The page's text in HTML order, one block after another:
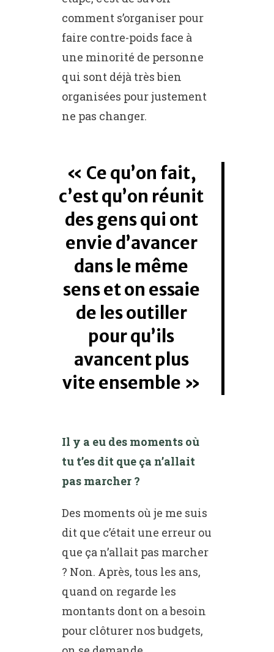
comment s’organiser pour
faire contre-poids face à
une minorité de personne
qui sont déjà très bien
organisées pour justement
ne pas changer.
Ce qu’on fait,
c’est qu’on réunit
des gens qui ont
envie d’avancer
dans le même
sens et on essaie
de les outiller
pour qu’ils
avancent plus
vite ensemble
Il y a eu des moments où
tu t’es dit que ça n’allait
pas marcher ?
Des moments où je me suis
dit que c’était une erreur ou
que ça n’allait pas marcher
? Non. Après, tous les ans,
quand on regarde les
montants dont on a besoin
pour clôturer nos budgets,